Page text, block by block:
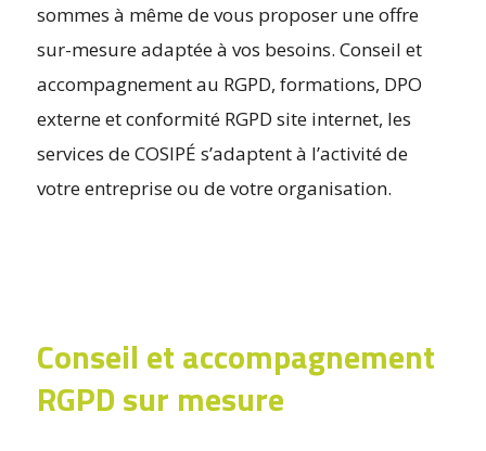
sommes à même de vous proposer une offre
sur-mesure adaptée à vos besoins. Conseil et
accompagnement au RGPD, formations, DPO
externe et conformité RGPD site internet, les
services de COSIPÉ s’adaptent à l’activité de
votre entreprise ou de votre organisation.
Conseil et accompagnement
RGPD sur mesure